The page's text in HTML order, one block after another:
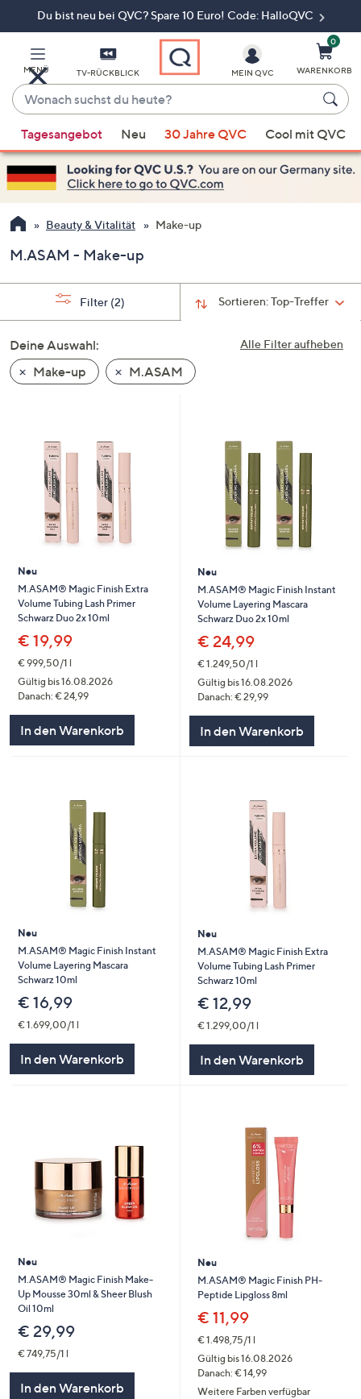
Du bist neu bei QVC? Spare 10 Euro! Code: HalloQVC
MENÜ TV-RÜCKBLICK
Wonach
suchst
du
heute?
Vorschläge
verfügbar
sind,
verwenden
Sie
Pfeiltasten
nach
und
nach
unten
oder
Touch-
Geräten
um
diese
anzuzeigen.
MEIN QVC
0
WARENKORB
Tagesangebot Neu 30 Jahre QVC Cool mit QVC
Beauty & Vitalität Make-up
M.ASAM - Make-up
Sortieren:Top-Treffer
Filter (2)
Alle Filter aufheben
Deine Auswahl:
Make-up
M.ASAM
Neu
M.ASAM® Magic Finish Extra
Volume Tubing Lash Primer
Schwarz Duo 2x 10ml
€ 19,99
€ 999,50/1 l
Gültig bis 16.08.2026
Danach: € 24,99
In den Warenkorb
Neu
M.ASAM® Magic Finish Instant
Volume Layering Mascara
Schwarz Duo 2x 10ml
€ 24,99
€ 1.249,50/1 l
Gültig bis 16.08.2026
Danach: € 29,99
In den Warenkorb
Neu
M.ASAM® Magic Finish Instant
Volume Layering Mascara
Schwarz 10ml
€ 16,99
€ 1.699,00/1 l
In den Warenkorb
Neu
M.ASAM® Magic Finish Extra
Volume Tubing Lash Primer
Schwarz 10ml
€ 12,99
€ 1.299,00/1 l
In den Warenkorb
Neu
M.ASAM® Magic Finish Make-
Up Mousse 30ml & Sheer Blush
Oil 10ml
€ 29,99
€ 749,75/1 l
In den Warenkorb
Neu
M.ASAM® Magic Finish PH-
Peptide Lipgloss 8ml
€ 11,99
€ 1.498,75/1 l
Gültig bis 16.08.2026
Danach: € 14,99
Weitere Farben verfügbar